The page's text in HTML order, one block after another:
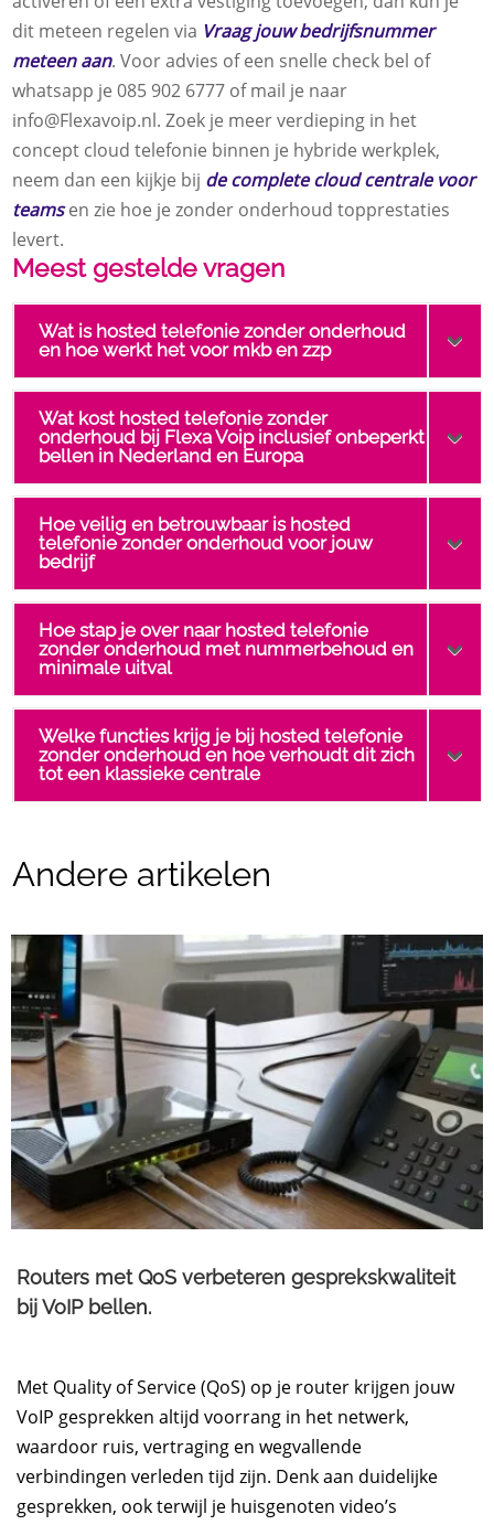
dit meteen regelen via Vraag jouw bedrijfsnummer
meteen aan. Voor advies of een snelle check bel of
whatsapp je 085 902 6777 of mail je naar
info@Flexavoip.nl. Zoek je meer verdieping in het
concept cloud telefonie binnen je hybride werkplek,
neem dan een kijkje bij de complete cloud centrale voor
teamsen zie hoe je zonder onderhoud topprestaties
levert.
Meest gestelde vragen
Wat is hosted telefonie zonder onderhoud
en hoe werkt het voor mkb en zzp
Wat kost hosted telefonie zonder
onderhoud bij Flexa Voip inclusief onbeperkt
bellen in Nederland en Europa
Hoe veilig en betrouwbaar is hosted
telefonie zonder onderhoud voor jouw
bedrijf
Hoe stap je over naar hosted telefonie
zonder onderhoud met nummerbehoud en
minimale uitval
Welke functies krijg je bij hosted telefonie
zonder onderhoud en hoe verhoudt dit zich
tot een klassieke centrale
Andere artikelen
Routers met QoS verbeteren gesprekskwaliteit
bij VoIP bellen.
Met Quality of Service (QoS) op je router krijgen jouw
VoIP gesprekken altijd voorrang in het netwerk,
waardoor ruis, vertraging en wegvallende
verbindingen verleden tijd zijn. Denk aan duidelijke
gesprekken, ook terwijl je huisgenoten video’s